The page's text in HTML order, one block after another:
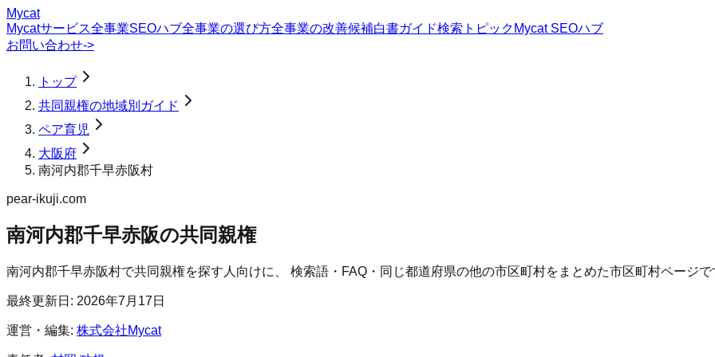
Mycat
Mycatサービス全事業SEOハブ全事業の選び方全事業の改善候補白書ガイド検索トピック Mycat SEOハブ
お問い合わせ->
トップ
共同親権の地域別ガイド
ペア育児
大阪府
南河内郡千早赤阪村
pear-ikuji.com
南河内郡千早赤阪の共同親権
南河内郡千早赤阪村で共同親権を探す人向けに、 検索語・FAQ・同じ都道府県の他の市区町村をまとめた市区町村ページで
最終更新日: 2026年7月17日
運営・編集: 株式会社Mycat